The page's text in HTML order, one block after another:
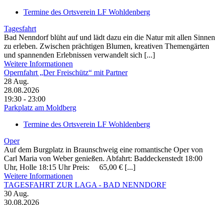
Termine des Ortsverein LF Wohldenberg
Tagesfahrt
Bad Nenndorf blüht auf und lädt dazu ein die Natur mit allen Sinnen
zu erleben. Zwischen prächtigen Blumen, kreativen Themengärten
und spannenden Erlebnissen verwandelt sich [...]
Weitere Informationen
Opernfahrt „Der Freischütz“ mit Partner
28 Aug.
28.08.2026
19:30 - 23:00
Parkplatz am Moldberg
Termine des Ortsverein LF Wohldenberg
Oper
Auf dem Burgplatz in Braunschweig eine romantische Oper von
Carl Maria von Weber genießen. Abfahrt: Baddeckenstedt 18:00
Uhr, Holle 18:15 Uhr Preis: 65,00 € [...]
Weitere Informationen
TAGESFAHRT ZUR LAGA - BAD NENNDORF
30 Aug.
30.08.2026